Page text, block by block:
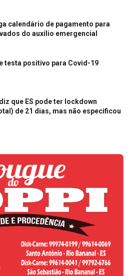
calendário de pagamento para
do auxílio emergencial
testa positivo para Covid-19
que ES pode ter lockdown
de 21 dias, mas não especificou